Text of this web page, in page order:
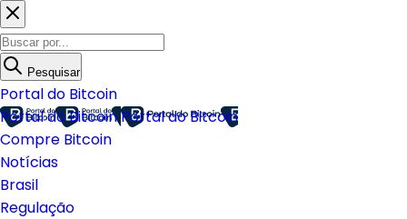
Pesquisar
Portal do Bitcoin
Portal do BitcoinPortal do Bitcoin
Compre Bitcoin
Notícias
Brasil
Regulação